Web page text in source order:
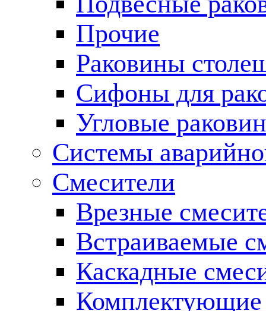
Прочие
Раковины
Сифоны для
Угловые
Системы
Смесители
Врезные
Встраиваемые
Каскадные
Комплектующие